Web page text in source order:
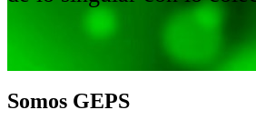
Somos GEPS